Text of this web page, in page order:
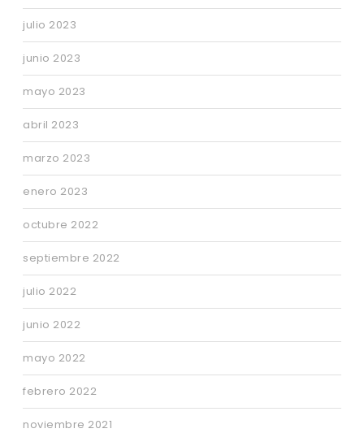
julio 2023
junio 2023
mayo 2023
abril 2023
marzo 2023
enero 2023
octubre 2022
septiembre 2022
julio 2022
junio 2022
mayo 2022
febrero 2022
noviembre 2021